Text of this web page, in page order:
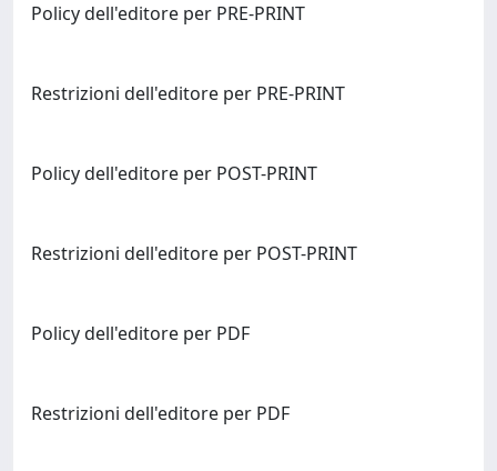
Policy dell'editore per PRE-PRINT
Restrizioni dell'editore per PRE-PRINT
Policy dell'editore per POST-PRINT
Restrizioni dell'editore per POST-PRINT
Policy dell'editore per PDF
Restrizioni dell'editore per PDF